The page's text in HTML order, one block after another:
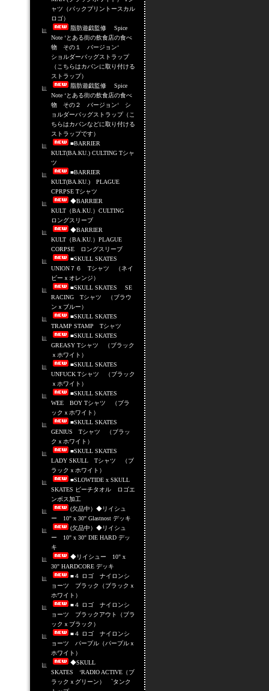
ャツ（バックプリントースカル
ロゴ）
脂肪遊戯監修 Spice
Note ‘とある街の飲食店の食べ
物 その１ バージョン‘
ショルダーバッグストラップ
（こちらはカバンに取り付ける
ストラップ）
脂肪遊戯監修 Spice
Note ‘とある街の飲食店の食べ
物 その２ バージョン‘ シ
ョルダーバッグストラップ（こ
ちらはカバンなどに取り付ける
ストラップです）
■BARRIER
KULT(BA.KU.) CULTING Tシャ
ツ
■BARRIER
KULT(BA.KU.) PLAGUE
CPRPSE Tシャツ
◆BARRIER
KULT（BA.KU.）CULTING
ロングスリーブ
◆BARRIER
KULT（BA.KU.）PLAGUE
CORPSE ロングスリーブ
■SKULL SKATES
UNION７６ Tシャツ （ネイ
ビーｘオレンジ）
■SKULL SKATES SE
RACING Tシャツ （ブラウ
ンｘブルー）
■SKULL SKATES
TRAMP STAMP Tシャツ
■SKULL SKATES
GREASY Tシャツ （ブラック
ｘホワイト）
■SKULL SKATES
UNFUCK Tシャツ （ブラック
ｘホワイト）
■SKULL SKATES
WEE BOY Tシャツ （ブラ
ックｘホワイト）
■SKULL SKATES
GENIUS Tシャツ （ブラッ
クｘホワイト）
■SKULL SKATES
LADY SKULL Tシャツ （ブ
ラックｘホワイト）
■SLOWTIDE x SKULL
SKATES ビーチタオル ロゴエ
ンボス加工
(欠品中）◆リイシュ
ー 10" x 30" Glastnost デッキ
(欠品中）◆リイシュ
ー 10" x 30" DIE HARD デッ
キ
◆リイシュー 10" x
30" HARDCORE デッキ
■４ ロゴ ナイロンシ
ョーツ ブラック（ブラックｘ
ホワイト）
■４ ロゴ ナイロンシ
ョーツ ブラックアウト（ブラ
ックｘブラック）
■４ ロゴ ナイロンシ
ョーツ パープル（パープルｘ
ホワイト）
◆SKULL
SKATES ‘RADIO ACTIVE（ブ
ラックｘグリーン） `タンク